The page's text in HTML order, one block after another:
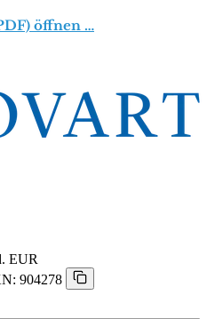
öffnen …
EUR
904278